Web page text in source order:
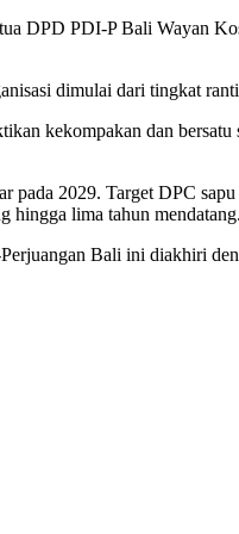
DPD PDI-P Bali Wayan
dimulai dari tingkat
kekompakan dan
pada 2029. Target DPC
hingga lima tahun mendatang.
Bali ini diakhiri